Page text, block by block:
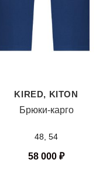
KIRED, KITON
Брюки-карго
48, 54
58 000 ₽